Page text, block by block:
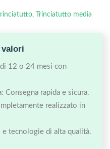
, Trinciatutto media
di 12 o 24 mesi con
Consegna rapida e sicura.
realizzato in
tecnologie di alta qualità.